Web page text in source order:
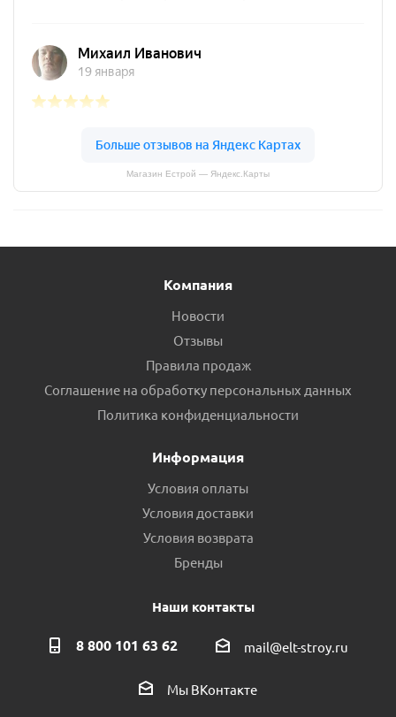
Магазин Естрой — Яндекс.Карты
Компания
Новости
Отзывы
Правила продаж
Соглашение на обработку персональных данных
Политика конфиденциальности
Информация
Условия оплаты
Условия доставки
Условия возврата
Бренды
Наши контакты
8 800 101 63 62 mail@elt-stroy.ru
Мы ВКонтакте